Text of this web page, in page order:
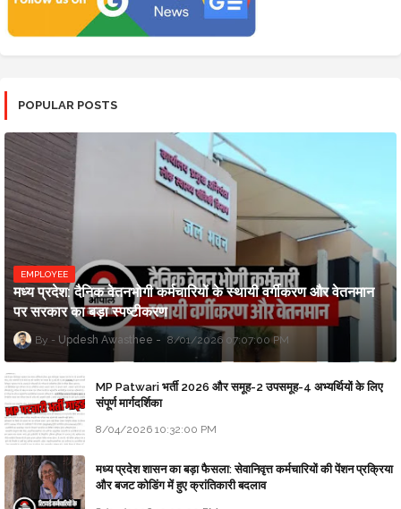
POPULAR POSTS
EMPLOYEE
मध्य प्रदेश: दैनिक वेतनभोगी कर्मचारियों के स्थायी वर्गीकरण और वेतनमान
पर सरकार का बड़ा स्पष्टीकरण
Updesh Awasthee 8/01/2026 07:07:00 PM
MP Patwari भर्ती 2026 और समूह-2 उपसमूह-4 अभ्यर्थियों के लिए
संपूर्ण मार्गदर्शिका
8/04/2026 10:32:00 PM
मध्य प्रदेश शासन का बड़ा फैसला: सेवानिवृत्त कर्मचारियों की पेंशन प्रक्रिया
और बजट कोडिंग में हुए क्रांतिकारी बदलाव